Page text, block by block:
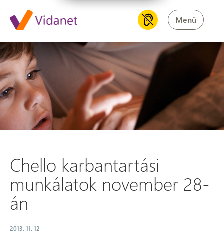
Menü
Chello karbantartási
Chello karbantartási
munkálatok november 28-
án
2013. 11. 12